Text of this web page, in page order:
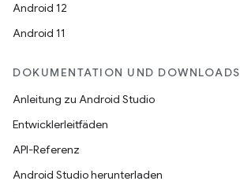
Android 12
Android 11
DOKUMENTATION UND DOWNLOADS
Anleitung zu Android Studio
Entwicklerleitfäden
API-Referenz
Android Studio herunterladen